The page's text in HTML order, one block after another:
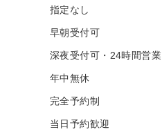
指定なし
早朝受付可
深夜受付可・24時間営業
年中無休
完全予約制
当日予約歓迎